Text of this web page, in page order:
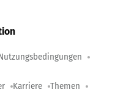
Karriere Themen